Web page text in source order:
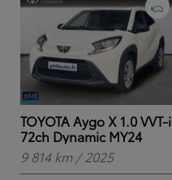
TOYOTA Aygo X 1.0 VVT-i
72ch Dynamic MY24
9 814 km / 2025